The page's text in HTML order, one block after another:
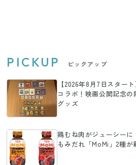
PICKUP ピックアップ
【2026年8月7日スター
コラボ！映画公開記念
グッズ
鶏むね肉がジューシー
もみだれ「MoMi」2種が